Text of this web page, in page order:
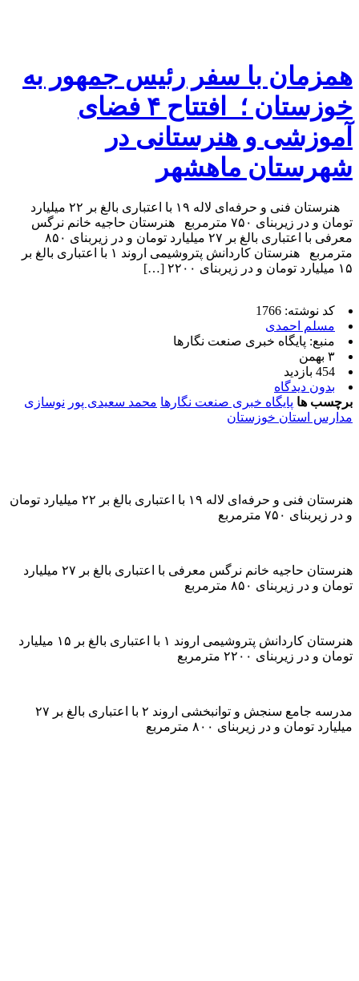
همزمان با سفر رئیس جمهور به
خوزستان ؛ افتتاح ۴ فضای
آموزشی و هنرستانی در
شهرستان ماهشهر
هنرستان فنی و حرفه‌ای لاله ۱۹ با اعتباری بالغ بر ۲۲ میلیارد
تومان و در زیربنای ۷۵۰ مترمربع هنرستان حاجیه خانم نرگس
معرفی با اعتباری بالغ بر ۲۷ میلیارد تومان و در زیربنای ۸۵۰
مترمربع هنرستان کاردانش پتروشیمی اروند ۱ با اعتباری بالغ بر
۱۵ میلیارد تومان و در زیربنای ۲۲۰۰ […]
کد نوشته: 1766
مسلم احمدی
منبع: پایگاه خبری صنعت نگارها
۳ بهمن
454 بازدید
بدون دیدگاه
برچسب ها پایگاه خبری صنعت نگارها محمد سعیدی پور نوسازی
مدارس استان خوزستان
هنرستان فنی و حرفه‌ای لاله ۱۹ با اعتباری بالغ بر ۲۲ میلیارد تومان
و در زیربنای ۷۵۰ مترمربع
هنرستان حاجیه خانم نرگس معرفی با اعتباری بالغ بر ۲۷ میلیارد
تومان و در زیربنای ۸۵۰ مترمربع
هنرستان کاردانش پتروشیمی اروند ۱ با اعتباری بالغ بر ۱۵ میلیارد
تومان و در زیربنای ۲۲۰۰ مترمربع
مدرسه جامع سنجش و توانبخشی اروند ۲ با اعتباری بالغ بر ۲۷
میلیارد تومان و در زیربنای ۸۰۰ مترمربع